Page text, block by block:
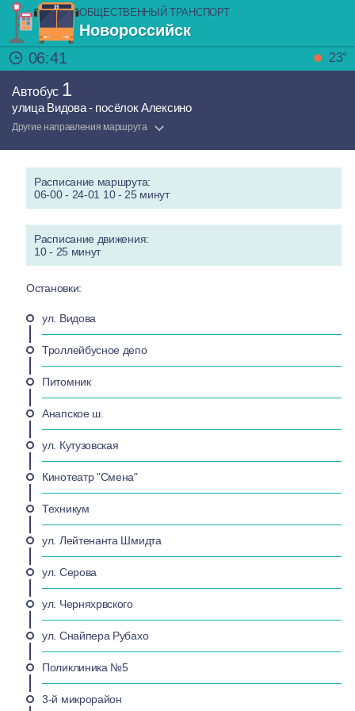
ОБЩЕСТВЕННЫЙ ТРАНСПОРТ
Новороссийск
06:41
23°
Автобус 1
улица Видова - посёлок Алексино
Другие направления маршрута
Расписание маршрута:
06-00 - 24-01 10 - 25 минут
Расписание движения:
10 - 25 минут
Остановки:
ул. Видова
Троллейбусное депо
Питомник
Анапское ш.
ул. Кутузовская
Кинотеатр "Смена"
Техникум
ул. Лейтенанта Шмидта
ул. Серова
ул. Черняхрвского
ул. Снайпера Рубахо
Поликлиника №5
3-й микрорайон